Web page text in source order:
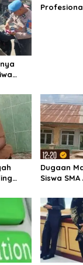
Dana
&
Dugaan
Siswa
Nihil Murid
Dana BOS
Bergizi